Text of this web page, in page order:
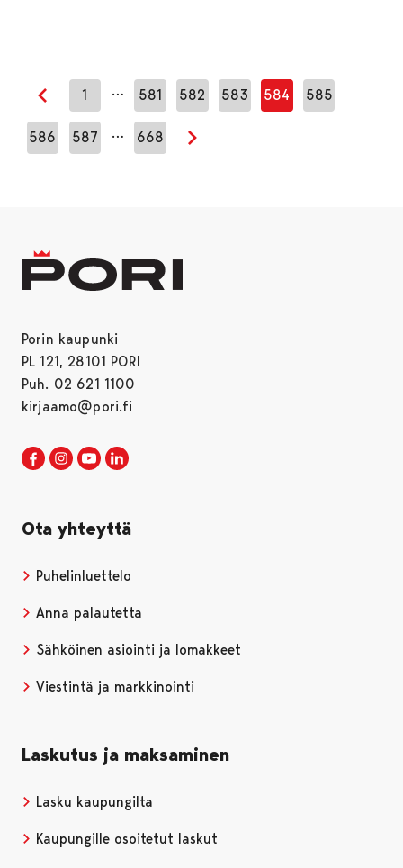
Edellinen sivu
1 … 581 582 583 584 585
586 587 … 668
Seuraava sivu
Porin kaupunki
PL 121, 28101 PORI
Puh. 02 621 1100
kirjaamo@pori.fi
Porin kaupunki Facebookissa
Avautuu uudessa välilehdessä
Porin kaupunki Instagramissa
Avautuu uudessa välilehdessä
Porin kaupunki Youtubessa
Avautuu uudessa välilehdessä
Ota yhteyttä
Puhelinluettelo
Anna palautetta
Sähköinen asiointi ja lomakkeet
Viestintä ja markkinointi
Laskutus ja maksaminen
Lasku kaupungilta
Kaupungille osoitetut laskut